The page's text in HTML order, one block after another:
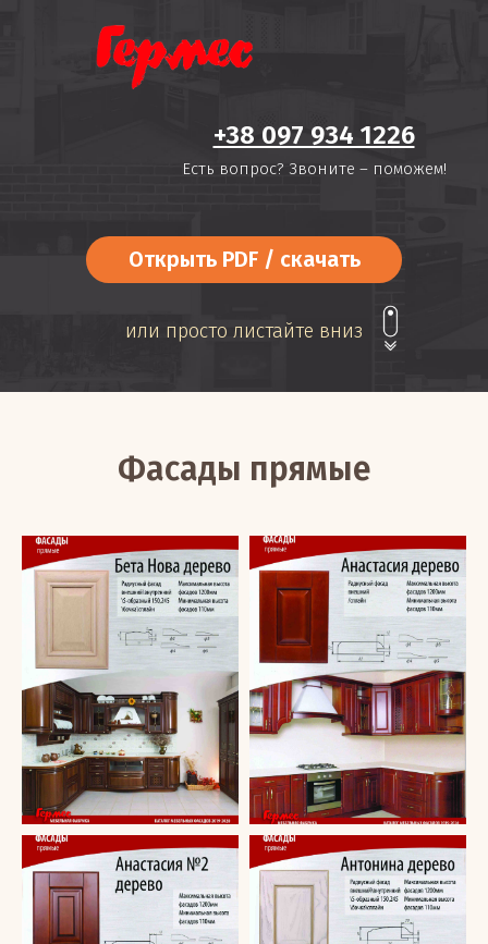
Есть вопрос? Звоните – поможем!
+38 097 934 1226
или просто листайте вниз
Открыть PDF / скачать
Фасады прямые